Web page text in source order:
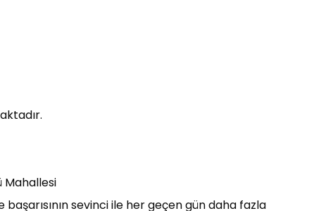
Mahallesi
sevinci ile her geçen gün daha fazla